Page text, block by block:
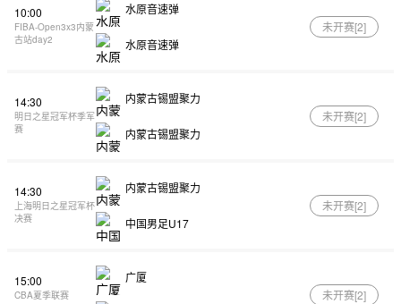
10:00
FIBA-Open3x3内蒙
古站day2
水原音速弹
水原音速弹
未开赛[2]
14:30
明日之星冠军杯季军
赛
内蒙古锡盟聚力
内蒙古锡盟聚力
未开赛[2]
14:30
上海明日之星冠军杯
决赛
内蒙古锡盟聚力
中国男足U17
未开赛[2]
15:00
CBA夏季联赛
广厦
未开赛[2]